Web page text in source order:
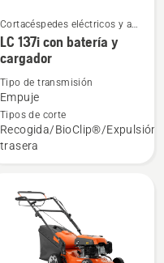
137i
Cortacéspedes eléctricos y a
batería
LC 137i con batería y
cargador
Tipo de transmisión
Empuje
Tipos de corte
Recogida/BioClip®/Expulsión
trasera